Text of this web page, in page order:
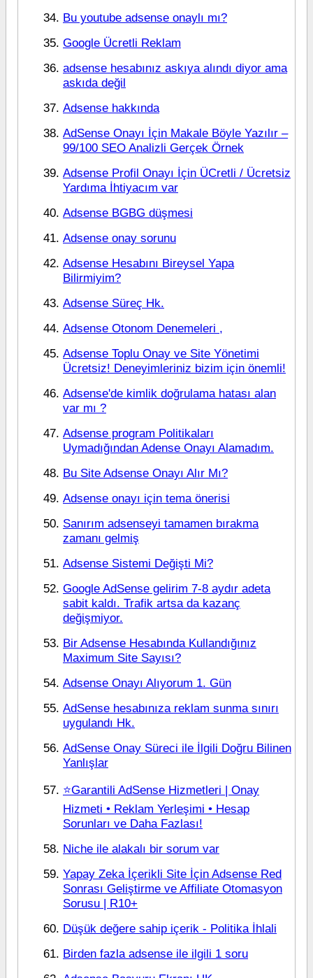
Bu youtube adsense onaylı mı?
Google Ücretli Reklam
adsense hesabınız askıya alındı diyor ama
askıda değil
Adsense hakkında
AdSense Onayı İçin Makale Böyle Yazılır –
99/100 SEO Analizli Gerçek Örnek
Adsense Profil Onayı İçin ÜCretli / Ücretsiz
Yardıma İhtiyacım var
Adsense BGBG düşmesi
Adsense onay sorunu
Adsense Hesabını Bireysel Yapa
Bilirmiyim?
Adsense Süreç Hk.
Adsense Otonom Denemeleri ,
Adsense Toplu Onay ve Site Yönetimi
Ücretsiz! Deneyimleriniz bizim için önemli!
Adsense'de kimlik doğrulama hatası alan
var mı ?
Adsense program Politikaları
Uymadığından Adense Onayı Alamadım.
Bu Site Adsense Onayı Alır Mı?
Adsense onayı için tema önerisi
Sanırım adsenseyi tamamen bırakma
zamanı gelmiş
Adsense Sistemi Değişti Mi?
Google AdSense gelirim 7-8 aydır adeta
sabit kaldı. Trafik artsa da kazanç
değişmiyor.
Bir Adsense Hesabında Kullandığınız
Maximum Site Sayısı?
Adsense Onayı Alıyorum 1. Gün
AdSense hesabınıza reklam sunma sınırı
uygulandı Hk.
AdSense Onay Süreci ile İlgili Doğru Bilinen
Yanlışlar
⭐Garantili AdSense Hizmetleri | Onay
Hizmeti • Reklam Yerleşimi • Hesap
Sorunları ve Daha Fazlası!
Niche ile alakalı bir sorum var
Yapay Zeka İçerikli Site İçin Adsense Red
Sonrası Geliştirme ve Affiliate Otomasyon
Sorusu | R10+
Düşük değere sahip içerik - Politika İhlali
Birden fazla adsense ile ilgili 1 soru